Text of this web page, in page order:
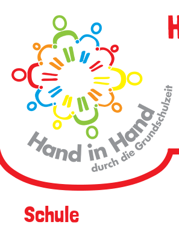
Navigation
überspringen
Schule